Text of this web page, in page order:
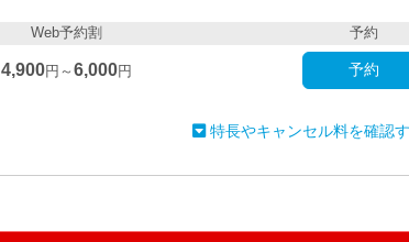
Web予約割
4,900円～ 6,000円
予約
予約
特長やキャンセル料を確認